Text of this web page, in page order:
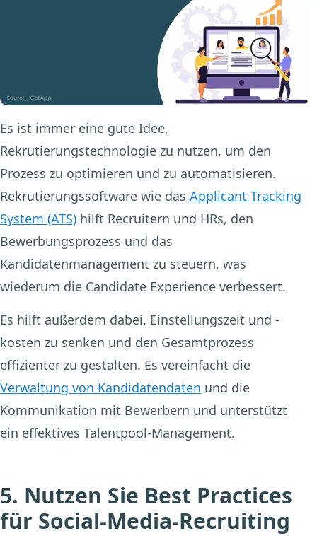
Es ist immer eine gute Idee,
Rekrutierungstechnologie zu nutzen, um den
Prozess zu optimieren und zu automatisieren.
Rekrutierungssoftware wie das Applicant Tracking
System (ATS) hilft Recruitern und HRs, den
Bewerbungsprozess und das
Kandidatenmanagement zu steuern, was
wiederum die Candidate Experience verbessert.
Es hilft außerdem dabei, Einstellungszeit und -
kosten zu senken und den Gesamtprozess
effizienter zu gestalten. Es vereinfacht die
Verwaltung von Kandidatendaten und die
Kommunikation mit Bewerbern und unterstützt
ein effektives Talentpool-Management.
5. Nutzen Sie Best Practices
für Social-Media-Recruiting